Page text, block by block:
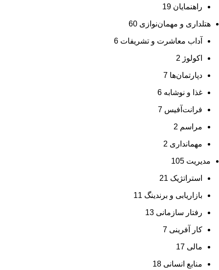
راهنمایان 19
هتلداری و مهمان‌نوازی 60
آداب معاشرت و تشریفات 6
اکولوژ 2
دپارتمان‌ها 7
غذا و نوشابه 6
فرانت‌آفیس 7
مراسم 2
مهمانداری 2
مدیریت 105
استراتژیک 21
بازاریابی و برندینگ 11
رفتار سازمانی 13
کار آفرینی 7
مالی 17
منابع انسانی 18